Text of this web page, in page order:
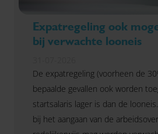
Expatregeling ook
bij verwachte looneis
De expatregeling (voorheen de
bepaalde gevallen ook worden
startsalaris lager is dan de
bij het aangaan van de